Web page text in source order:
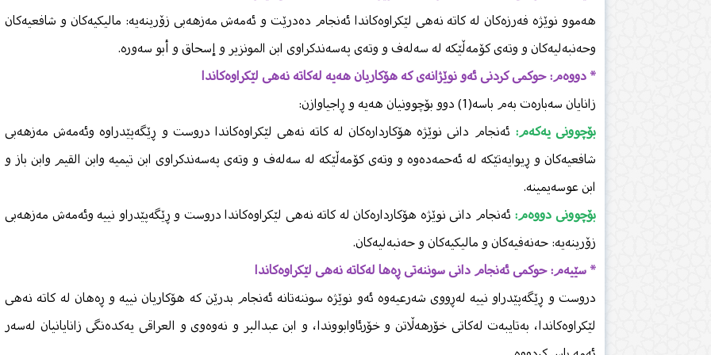
هەموو نوێژە فەرزەكان لە كاتە نەهی لێكراوەكاندا ئەنجام دەدرێت و ئەمەش مەزهەبی زۆرینەیە: مالیكیەكان و شافعیەكان
وحەنبەلیەكان و وتەی كۆمەڵێكە لە سەلەف و وتەی پەسەندكراوی ابن المونزیر و إسحاق و أبو سەورە.
* دووەم: حوكمی كردنی ئەو نوێژانەی كە هۆكاریان هەیە لەكاتە نەهی لێكراوەكاندا
زانایان سەبارەت بەم باسە(1) دوو بۆچوونیان هەیە و ڕاجیاوازن:
بۆچوونی یەكەم: ئەنجام دانی نوێژە هۆكاردارەكان لە كاتە نەهی لێكراوەكاندا دروست و ڕێگەپێدراوە وئەمەش مەزهەبی
شافعیەكان و ڕیوایەتێكە لە ئەحمەدەوە و وتەی كۆمەڵێكە لە سەلەف و وتەی پەسەندكراوی ابن تیمیە وابن القیم وابن باز و
ابن عوسەیمینە.
بۆچوونی دووەم: ئەنجام دانی نوێژە هۆكاردارەكان لە كاتە نەهی لێكراوەكاندا دروست و ڕێگەپێدراو نییە وئەمەش مەزهەبی
زۆرینەیە: حەنەفیەكان و مالیكیەكان و حەنبەلیەكان.
* سێیەم: حوكمی ئەنجام دانی سوننەتی ڕەها لەكاتە نەهی لێكراوەكاندا
دروست و ڕێگەپێدراو نییە لەڕووی شەرعیەوە ئەو نوێژە سوننەتانە ئەنجام بدرێن كە هۆكاریان نییە و ڕەهان لە كاتە نەهی
لێكراوەكاندا، بەتایبەت لەكاتی خۆرهەڵاتن و خۆرئاوابووندا، و ابن عبدالبر و نەوەوی و العراقی یەكدەنگی زانایانیان لەسەر